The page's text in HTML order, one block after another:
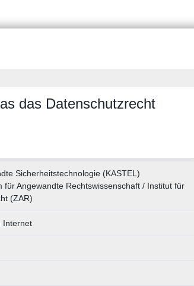
das Datenschutzrecht
Sicherheitstechnologie (KASTEL)
Angewandte Rechtswissenschaft / Institut für
(ZAR)
Internet